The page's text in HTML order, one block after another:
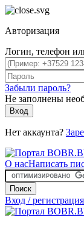
Авторизация
Логин, телефон
Забыли пароль?
Не заполнены
Вход
Нет аккаунта?
О насНаписать
Поиск
Вход / регистрация